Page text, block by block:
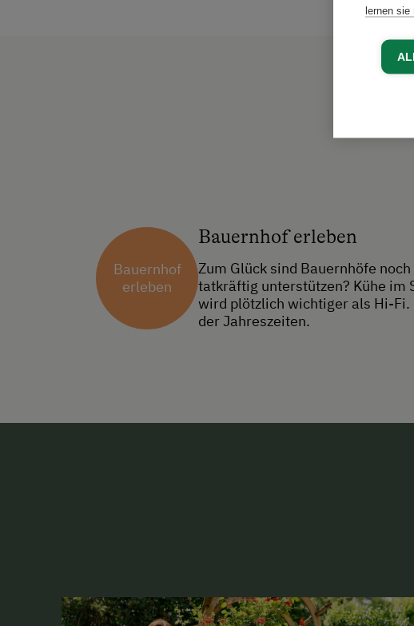
Bauernhof
erleben
Bauernhof erleben
Zum Glück sind Bauernhöfe
tatkräftig unterstützen? Kühe im
wird plötzlich wichtiger als Hi-Fi.
der Jahreszeiten.
lernen sie